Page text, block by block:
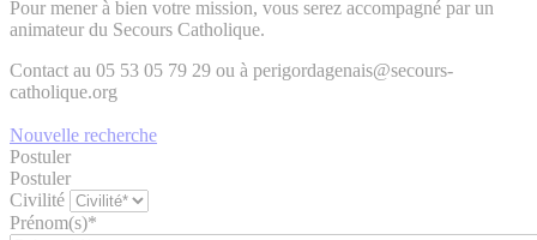
Pour mener à bien votre mission, vous serez accompagné par un
animateur du Secours Catholique.
Contact au 05 53 05 79 29 ou à perigordagenais@secours-
catholique.org
Nouvelle recherche
Postuler
Postuler
Civilité
Prénom(s)*